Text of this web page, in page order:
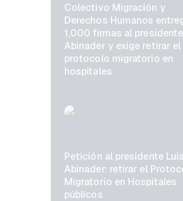
Colectivo Migración y
Derechos Humanos
1,000 firmas al presidente
Abinader y exige retirar el
protocolo migratorio en
hospitales
Petición al presidente Luis
Abinader: retirar el
Migratorio en Hospitales
públicos